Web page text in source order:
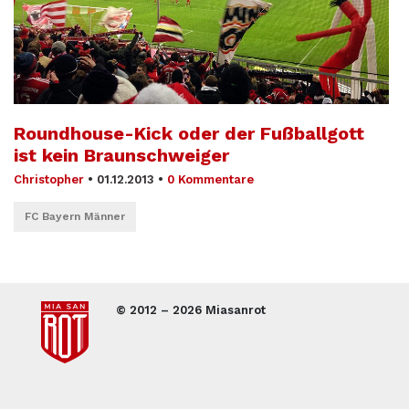
Roundhouse-Kick oder der Fußballgott
ist kein Braunschweiger
Christopher • 01.12.2013 • 0 Kommentare
FC Bayern Männer
© 2012 – 2026 Miasanrot